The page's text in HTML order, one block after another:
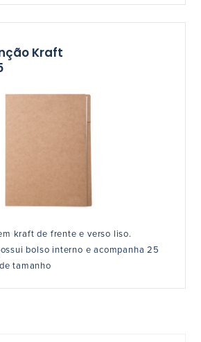
Kraft
kraft de frente e verso liso.
bolso interno e acompanha 25
tamanho